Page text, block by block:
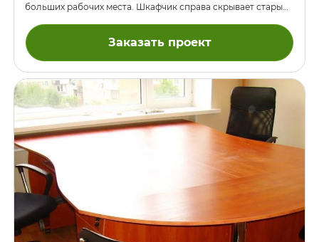
больших рабочих места. Шкафчик справа скрывает старый
будут пользоваться выносными клавиатурами и мышками,
а сам ноутбук помещать на надставку как обычный
монитор). При такой конфигурации удобна работа с
посетителями.
Заказать проект